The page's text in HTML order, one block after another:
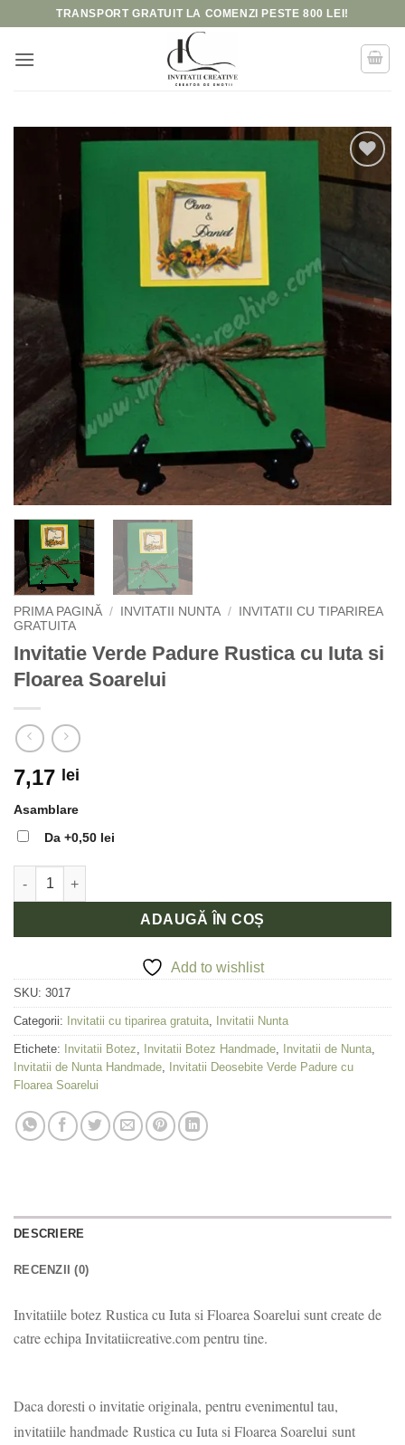
content
TRANSPORT GRATUIT LA COMENZI PESTE 800 LEI!
Add to
PRIMA PAGINĂ / INVITATII NUNTA /
INVITATII CU TIPARIREA
GRATUITA
Invitatie Verde Padure Rustica cu Iuta si
Floarea Soarelui
7,17 lei
Asamblare
Da +0,50 lei
Cantitate Invitatie Verde Padure Rustica cu Iuta si Floarea
ADAUGĂ ÎN COȘ
Add to wishlist
SKU: 3017
Categorii: Invitatii cu tiparirea gratuita, Invitatii Nunta
Etichete: Invitatii Botez, Invitatii Botez Handmade, Invitatii de Nunta,
Invitatii de Nunta Handmade,
Invitatii Deosebite Verde Padure cu
Floarea Soarelui
DESCRIERE
RECENZII (0)
Invitatiile botez Rustica cu Iuta si Floarea Soarelui sunt create de
catre echipa Invitatiicreative.com pentru tine.
Daca doresti o invitatie originala, pentru evenimentul tau,
invitatiile handmade Rustica cu Iuta si Floarea Soarelui sunt